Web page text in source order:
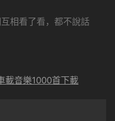
相看了看，都不說話
載音樂1000首下載